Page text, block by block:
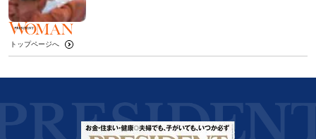
トップページへ